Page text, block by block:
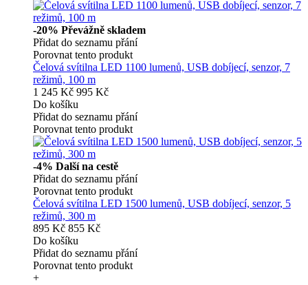
-20% Převážně skladem
Přidat do seznamu přání
Porovnat tento produkt
Čelová svítilna LED 1100 lumenů, USB dobíjecí, senzor, 7
režimů, 100 m
1 245 Kč 995 Kč
Do košíku
Přidat do seznamu přání
Porovnat tento produkt
-4% Další na cestě
Přidat do seznamu přání
Porovnat tento produkt
Čelová svítilna LED 1500 lumenů, USB dobíjecí, senzor, 5
režimů, 300 m
895 Kč 855 Kč
Do košíku
Přidat do seznamu přání
Porovnat tento produkt
+